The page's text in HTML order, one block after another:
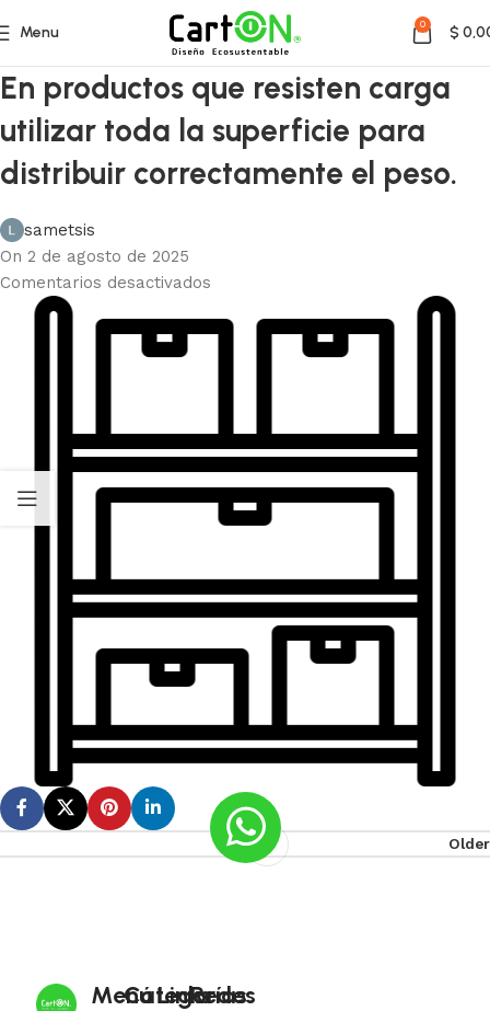
Menu 0 $
En productos que resisten carga
utilizar toda la superficie para
distribuir correctamente el peso.
sametsis
On 2 de agosto de 2025
Comentarios desactivados
Older
MenúCategorías
LinksRedes